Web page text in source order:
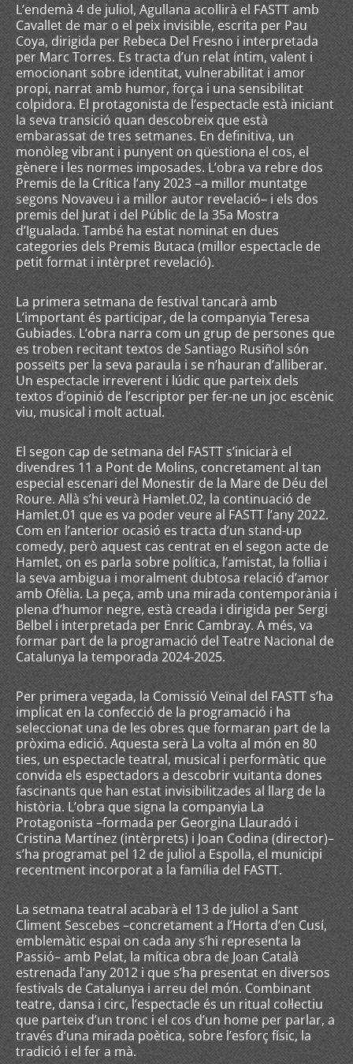
L’endemà 4 de juliol, Agullana acollirà el FASTT amb
Cavallet de mar o el peix invisible, escrita per Pau
Coya, dirigida per Rebeca Del Fresno i interpretada
per Marc Torres. Es tracta d’un relat íntim, valent i
emocionant sobre identitat, vulnerabilitat i amor
propi, narrat amb humor, força i una sensibilitat
colpidora. El protagonista de l’espectacle està iniciant
la seva transició quan descobreix que està
embarassat de tres setmanes. En definitiva, un
monòleg vibrant i punyent on qüestiona el cos, el
gènere i les normes imposades. L’obra va rebre dos
Premis de la Crítica l’any 2023 –a millor muntatge
segons Novaveu i a millor autor revelació– i els dos
premis del Jurat i del Públic de la 35a Mostra
d’Igualada. També ha estat nominat en dues
categories dels Premis Butaca (millor espectacle de
petit format i intèrpret revelació).
La primera setmana de festival tancarà amb
L’important és participar, de la companyia Teresa
Gubiades. L’obra narra com un grup de persones que
es troben recitant textos de Santiago Rusiñol són
posseïts per la seva paraula i se n’hauran d’alliberar.
Un espectacle irreverent i lúdic que parteix dels
textos d’opinió de l’escriptor per fer-ne un joc escènic
viu, musical i molt actual.
El segon cap de setmana del FASTT s’iniciarà el
divendres 11 a Pont de Molins, concretament al tan
especial escenari del Monestir de la Mare de Déu del
Roure. Allà s’hi veurà Hamlet.02, la continuació de
Hamlet.01 que es va poder veure al FASTT l’any 2022.
Com en l’anterior ocasió es tracta d’un stand-up
comedy, però aquest cas centrat en el segon acte de
Hamlet, on es parla sobre política, l’amistat, la follia i
la seva ambigua i moralment dubtosa relació d’amor
amb Ofèlia. La peça, amb una mirada contemporània i
plena d’humor negre, està creada i dirigida per Sergi
Belbel i interpretada per Enric Cambray. A més, va
formar part de la programació del Teatre Nacional de
Catalunya la temporada 2024-2025.
Per primera vegada, la Comissió Veïnal del FASTT s’ha
implicat en la confecció de la programació i ha
seleccionat una de les obres que formaran part de la
pròxima edició. Aquesta serà La volta al món en 80
ties, un espectacle teatral, musical i performàtic que
convida els espectadors a descobrir vuitanta dones
fascinants que han estat invisibilitzades al llarg de la
història. L’obra que signa la companyia La
Protagonista –formada per Georgina Llauradó i
Cristina Martínez (intèrprets) i Joan Codina (director)–
s’ha programat pel 12 de juliol a Espolla, el municipi
recentment incorporat a la família del FASTT.
La setmana teatral acabarà el 13 de juliol a Sant
Climent Sescebes –concretament a l’Horta d’en Cusí,
emblemàtic espai on cada any s’hi representa la
Passió– amb Pelat, la mítica obra de Joan Català
estrenada l’any 2012 i que s’ha presentat en diversos
festivals de Catalunya i arreu del món. Combinant
teatre, dansa i circ, l’espectacle és un ritual col·lectiu
que parteix d’un tronc i el cos d’un home per parlar, a
través d’una mirada poètica, sobre l’esforç físic, la
tradició i el fer a mà.